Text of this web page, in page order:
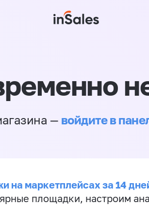
— войдите в
на маркетплейсах за 14
площадки, настроим